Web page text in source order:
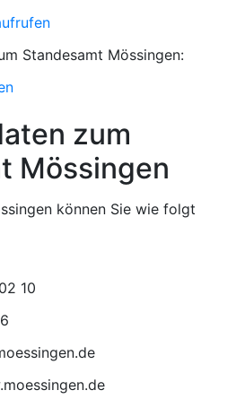
Standesamt Mössingen:
zum
Mössingen
können Sie wie folgt